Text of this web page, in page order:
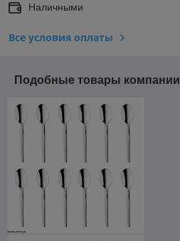
Наличными
Все условия оплаты
Подобные товары компании